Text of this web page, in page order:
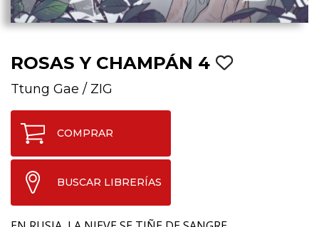
ROSAS Y CHAMPÁN 4
Ttung Gae / ZIG
COMPRAR
BUSCAR LIBRERÍAS